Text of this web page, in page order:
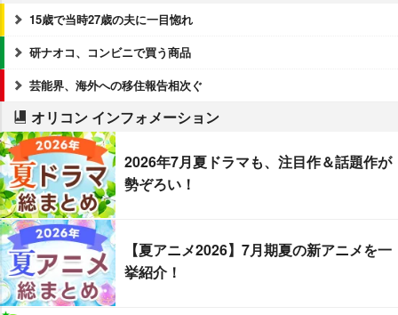
15歳で当時27歳の夫に一目惚れ
研ナオコ、コンビニで買う商品
芸能界、海外への移住報告相次ぐ
オリコン インフォメーション
2026年7月夏ドラマも、注目作＆話題作が
勢ぞろい！
【夏アニメ2026】7月期夏の新アニメを一
挙紹介！